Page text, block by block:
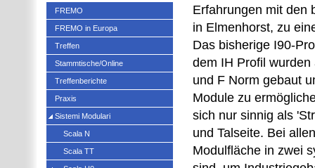
Erfahrungen mit den
in Elmenhorst, zu
Das bisherige I90-
dem IH Profil
und F Norm gebaut
Module zu
sich nur sinnig als
und Talseite. Bei
Modulfläche in zwei
FREMO
FREMO in Europa
Treffen
Stammtische/Online
Treffenberichte
Praxis
Sistemi Modulari
Scala N
Scala TT